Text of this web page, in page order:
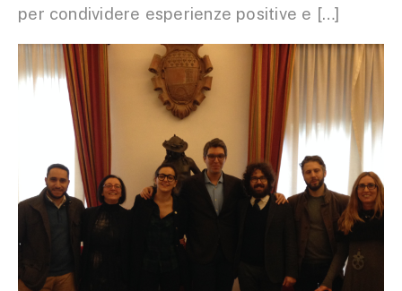
per condividere esperienze positive e […]